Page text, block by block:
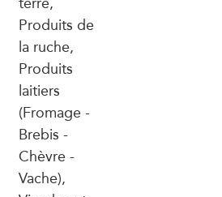
Produits de
la ruche,
Produits
laitiers
(Fromage -
Brebis -
Chèvre -
Vache),